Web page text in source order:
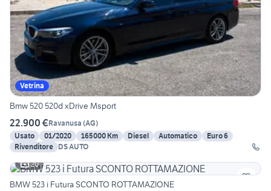
Vetrina
Bmw 520 520d xDrive Msport
22.900 €Ravanusa (AG)
Usato
01/2020 165000 Km Diesel Automatico
Euro 6
Rivenditore DS AUTO
20
BMW 523 i Futura SCONTO ROTTAMAZIONE